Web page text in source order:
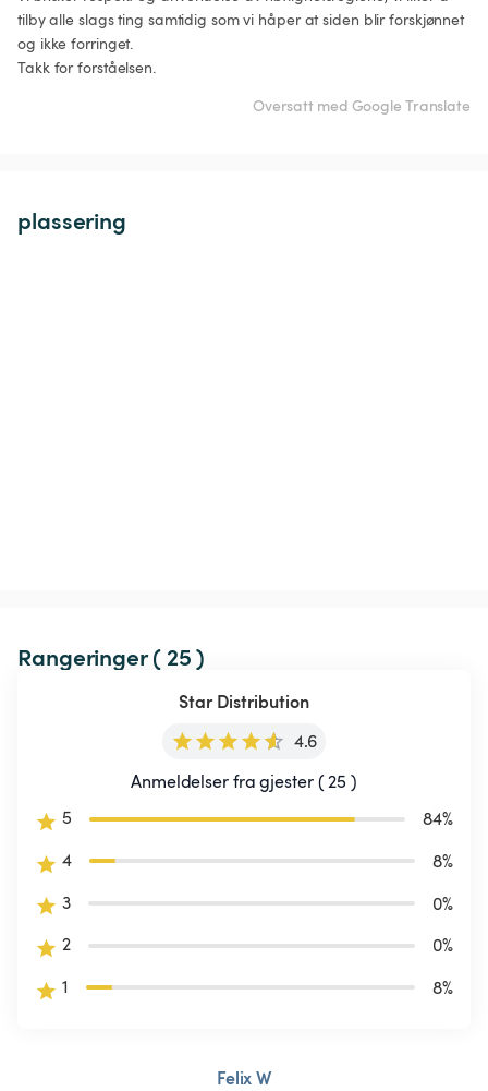
tilby alle slags ting samtidig som vi håper at siden blir forskjønnet
og ikke forringet.
Takk for forståelsen.
Oversatt med Google Translate
plassering
Rangeringer ( 25 )
Star Distribution
4.6
Anmeldelser fra gjester ( 25 )
5
84%
4
8%
3
0%
2
0%
1
8%
Felix W